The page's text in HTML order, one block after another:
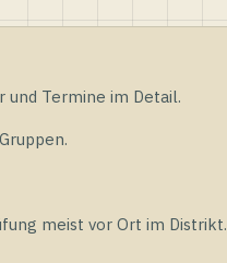
Termine im Detail.
meist vor Ort im Distrikt.